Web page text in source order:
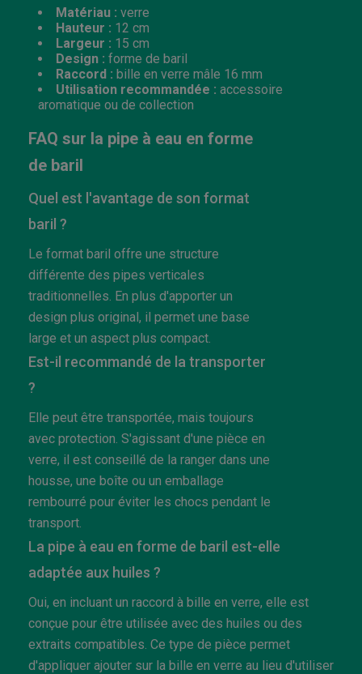
Matériau : verre
Hauteur : 12 cm
Largeur : 15 cm
Design : forme de baril
Raccord : bille en verre mâle 16 mm
Utilisation recommandée : accessoire
aromatique ou de collection
FAQ sur la pipe à eau en forme
de baril
Quel est l'avantage de son format
baril ?
Le format baril offre une structure
différente des pipes verticales
traditionnelles. En plus d'apporter un
design plus original, il permet une base
large et un aspect plus compact.
Est-il recommandé de la transporter
?
Elle peut être transportée, mais toujours
avec protection. S'agissant d'une pièce en
verre, il est conseillé de la ranger dans une
housse, une boîte ou un emballage
rembourré pour éviter les chocs pendant le
transport.
La pipe à eau en forme de baril est-elle
adaptée aux huiles ?
Oui, en incluant un raccord à bille en verre, elle est
conçue pour être utilisée avec des huiles ou des
extraits compatibles. Ce type de pièce permet
d'appliquer ajouter sur la bille en verre au lieu d'utiliser